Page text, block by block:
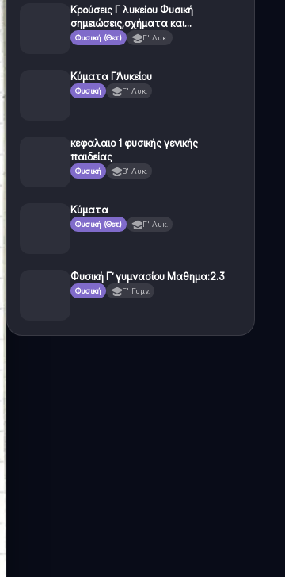
Κρούσεις Γ λυκείου Φυσική
σημειώσεις,σχήματα και
παραδείγματα
Φυσική (Θετ.) Γ' Λυκ.
Κύματα Γ’Λυκείου
Φυσική Γ' Λυκ.
κεφαλαιο 1 φυσικής γενικής
παιδείας
Φυσική Β' Λυκ.
Κύματα
Φυσική (Θετ.) Γ' Λυκ.
Φυσική Γ’ γυμνασίου Μαθημα:2.3
Φυσική Γ' Γυμν.